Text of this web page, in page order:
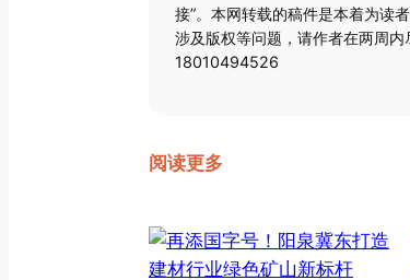
接”。本网转载的稿件是本着为读
涉及版权等问题，请作者在两周内
18010494526
阅读更多